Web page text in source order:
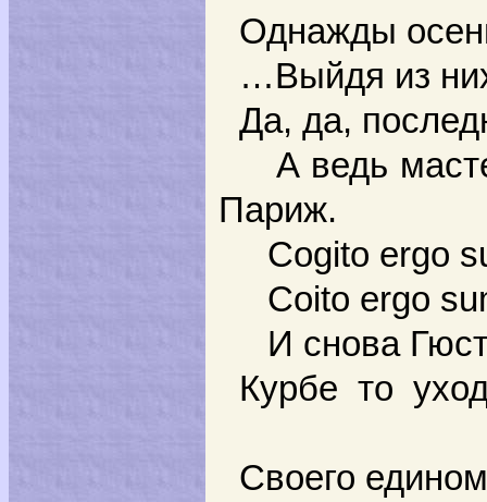
Однажды
…Выйдя из
Да, да,
А ведь
Париж.
Сogito ergo
Coito ergo
И снова
Курбе то
Своего